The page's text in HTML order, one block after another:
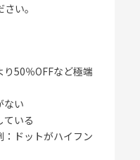
い。
50％OFFなど極端
ない
ている
ドットがハイフン